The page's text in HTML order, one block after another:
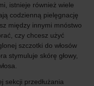
istnieje również wiele
codzienną pielęgnację
między innymi mnóstwo
czy chcesz użyć
szczotki do włosów
stymuluje skórę głowy,
sekcji przedłużania